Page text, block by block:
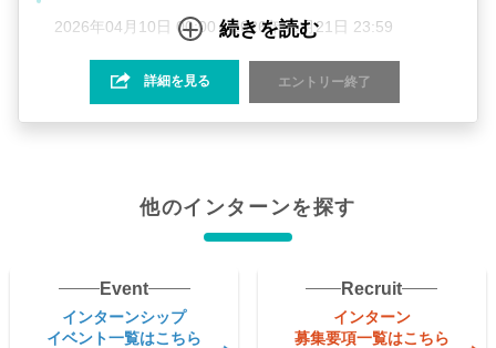
実施場所
インターンシップ実施場所：対象者に連絡します（神戸
本社、東京オフィス、明石・高崎・滋賀工場を想定）
2026年04月10日 00:00～2026年05月21日 23:59
【実施予定日程（いずれか1日の参加）】
・オンライン 6/6（土）13:00~18:00(予定)
大学院を卒業する予定の方
Gの選考を不合格となっていない方
・日本語がビジネスレベル（JLPT N1）以上の方
・英語で簡単な意思疎通ができる方（目安TOEIC600点
続きを読む
詳細を見る エントリー終了
他のインターンを探す
Event
インターンシップ
イベント一覧はこちら
Recruit
インターン
募集要項一覧はこちら